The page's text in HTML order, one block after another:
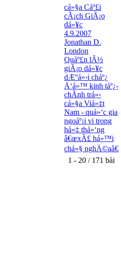
cá»§a Cáº£i
cÃ¡ch GiÃ¡o
dá»¥c
4.9.2007
Jonathan D.
London
Quáº£n lÃ½
giÃ¡o dá»¥c
dÆ°á»›i cháº¿
Ä‘á»™ kinh táº¿-
chÃ­nh trá»‹
cá»§a Viá»‡t
Nam - quá»‘c gia
ngoáº¡i vi trong
há»‡ thá»‘ng
â€œxÃ£ há»™i
chá»§ nghÄ©aâ€
1 - 20 / 171 bài